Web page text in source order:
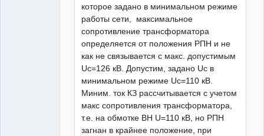
которое задано в минимальном режиме
работы сети, максимальное
сопротивление трансформатора
определяется от положения РПН и не
как не связывается с макс. допустимым
Uc=126 кВ. Допустим, задано Uс в
минимальном режиме Uc=110 кВ.
Миним. ток КЗ рассчитывается с учетом
макс сопротивления трансформатора,
т.е. на обмотке ВН U=110 кВ, но РПН
загнан в крайнее положение, при